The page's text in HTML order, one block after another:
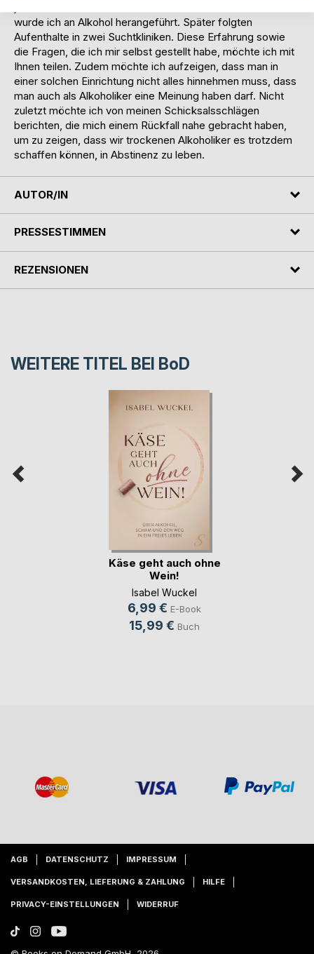
wurde ich an Alkohol herangeführt. Später folgten
Aufenthalte in zwei Suchtkliniken. Diese Erfahrung sowie
die Fragen, die ich mir selbst gestellt habe, möchte ich mit
Ihnen teilen. Zudem möchte ich aufzeigen, dass man in
einer solchen Einrichtung nicht alles hinnehmen muss, dass
man auch als Alkoholiker eine Meinung haben darf. Nicht
zuletzt möchte ich von meinen Schicksalsschlägen
berichten, die mich einem Rückfall nahe gebracht haben,
um zu zeigen, dass wir trockenen Alkoholiker es trotzdem
schaffen können, in Abstinenz zu leben.
AUTOR/IN
PRESSESTIMMEN
REZENSIONEN
WEITERE TITEL BEI BoD
Käse geht auch ohne
Wein!
Isabel Wuckel
6,99 € E-Book
15,99 € Buch
AGB DATENSCHUTZ IMPRESSUM
VERSANDKOSTEN, LIEFERUNG & ZAHLUNG HILFE
PRIVACY-EINSTELLUNGEN WIDERRUF